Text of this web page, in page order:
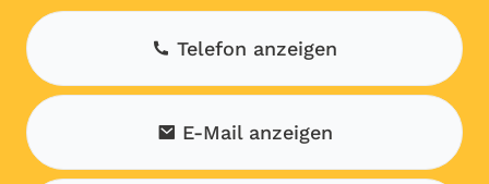
Telefon anzeigen
E-Mail anzeigen